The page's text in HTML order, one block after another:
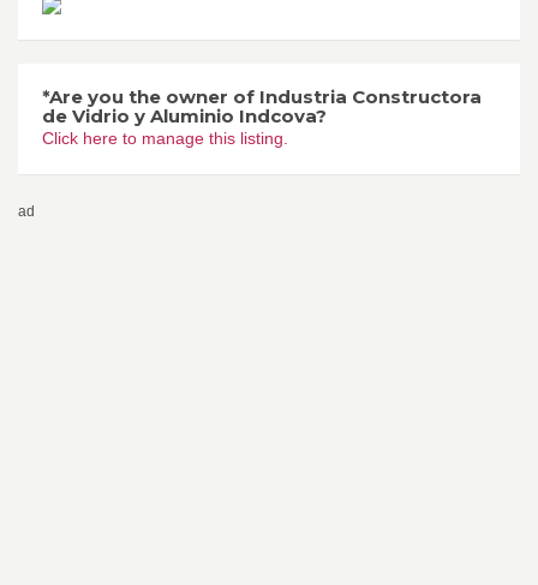
*Are you the owner of Industria Constructora
de Vidrio y Aluminio Indcova?
Click here to manage this listing.
ad